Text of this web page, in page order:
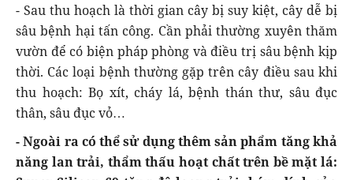
- Sau thu hoạch là thời gian cây bị suy kiệt, cây dễ bị
sâu bệnh hại tấn công. Cần phải thường xuyên thăm
vườn để có biện pháp phòng và điều trị sâu bệnh kịp
thời. Các loại bệnh thường gặp trên cây điều sau khi
thu hoạch: Bọ xít, cháy lá, bệnh thán thư, sâu đục
thân, sâu đục vỏ…
- Ngoài ra có thể sử dụng thêm sản phẩm tăng khả
năng lan trải, thẩm thấu hoạt chất trên bề mặt lá: